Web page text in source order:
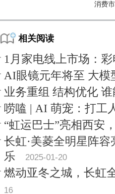
消费
相关阅读
1月家电线上市场：
AI眼镜元年将至 大模
业务重组 结构优化
唠嗑 | AI 萌宠：打工
“虹运巴士”亮相西安
长虹·美菱全明星阵
乐
2025-01-20
燃动亚冬之城，长虹
16